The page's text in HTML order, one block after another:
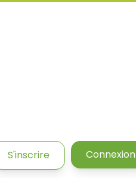
S'inscrire Connexion